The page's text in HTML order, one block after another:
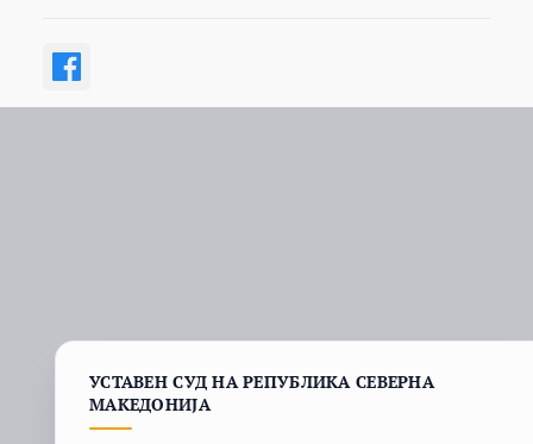
УСТАВЕН СУД НА РЕПУБЛИКА СЕВЕРНА
МАКЕДОНИЈА